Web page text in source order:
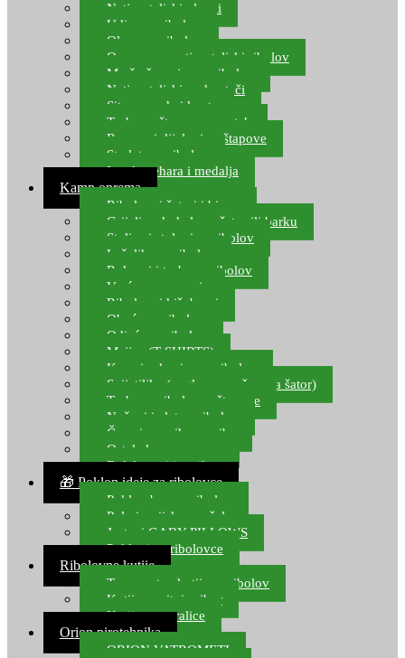
Natjecateljski plovci
Udice za ribolov
Olovo za ribolov
Oprema za natjecateljski ribolov
Mreže čuvarice za ribolov
Natjecateljski podmetači
Sito, posude i kante
Torbe za štapove – match
Rezervni dijelovi za štapove
Starlete za ribolov
Izrada pehara i medalja
Kamp oprema
Ribolovni šatori i bivvy
Grijalice, kuhala za šator ili barku
Stolice i stolovi za ribolov
Ležaljke za ribolov
Ruksaci i torbe za ribolov
Vreće za spavanje
Ribolovni kišobrani
Obuća za ribolov
Odjeća za ribolov
Majice (T-SHIRTS)
Kape i rukavice za ribolov
Svijetiljke (naglavne, ručne, za šator)
Torbe za ribolovne štapove
Noževi i alat za ribolov
Čamci za prihranu ribe
Ostala kamp oprema
Dalekozori i optika
🎁 Poklon ideje za ribolovce
Poklon bon za ribolov
Polarizacijske naočale
Jastuci GABY PILLOWS
Pokloni za ribolovce
Ribolovne kutije
Transportne kutije za ribolov
Kutije za sitni pribor
Kutije za varalice
Orion pirotehnika
ORION VATROMETI